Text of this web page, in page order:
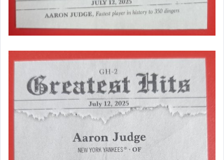
2025 Topps Update
美式足球 NFL
UFC MMA WWE
Topps Now
漫威 Marvel